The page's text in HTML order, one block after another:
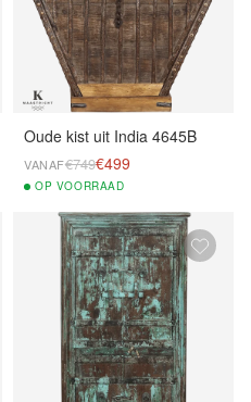
Oude kist uit India 4645B
VANAF€749€499
OP VOORRAAD